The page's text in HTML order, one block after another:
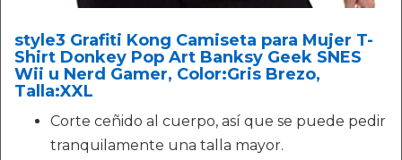
style3 Grafiti Kong Camiseta para Mujer T-
Shirt Donkey Pop Art Banksy Geek SNES
Wii u Nerd Gamer, Color:Gris Brezo,
Talla:XXL
Corte ceñido al cuerpo, así que se puede pedir
tranquilamente una talla mayor.